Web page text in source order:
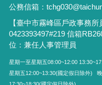
公務信箱：
【臺中市霧峰區戶政事務所
0423393497#219 信箱
位：兼任人事管理員
星期一至星期五08:00~12:00
星期五12:00~13:30(國定假日除外)